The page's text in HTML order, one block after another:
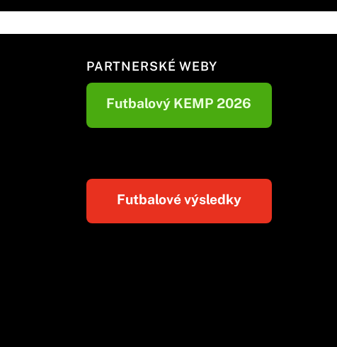
PARTNERSKÉ WEBY
Futbalový KEMP 2026
Futbalové výsledky